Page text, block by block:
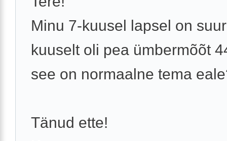
Minu 7-kuusel lapsel on
kuuselt oli pea ümbermõõt
see on normaalne tema
Tänud ette!